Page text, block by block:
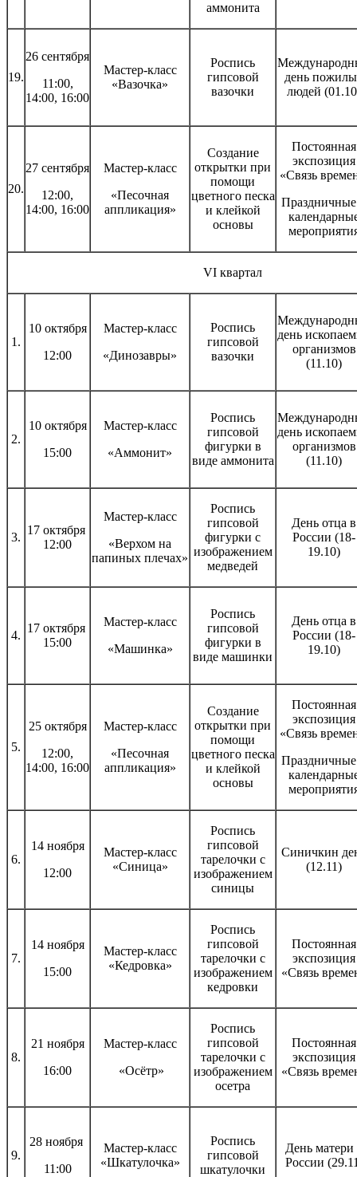
аммонита
19.
26 сентября
11:00,
14:00, 16:00
Мастер-класс
«Вазочка»
Роспись
гипсовой
вазочки
день
людей
20.
27 сентября
12:00,
14:00, 16:00
Мастер-класс
«Песочная
аппликация»
Создание
открытки при
помощи
цветного песка
и клейкой
основы
Постоянная
экспозиция
«Связь
VI квартал
1.
10 октября
12:00
Мастер-класс
«Динозавры»
Роспись
гипсовой
вазочки
день
организмов
(11.10)
2.
10 октября
15:00
Мастер-класс
«Аммонит»
Роспись
гипсовой
фигурки в
виде аммонита
день
организмов
(11.10)
3.
17 октября
12:00
Мастер-класс
«Верхом на
папиных плечах»
Роспись
гипсовой
фигурки с
изображением
медведей
День отца в
России (18-
19.10)
4.
17 октября
15:00
Мастер-класс
«Машинка»
Роспись
гипсовой
фигурки в
виде машинки
День отца в
России (18-
19.10)
5.
25 октября
12:00,
14:00, 16:00
Мастер-класс
«Песочная
аппликация»
Создание
открытки при
помощи
цветного песка
и клейкой
основы
Постоянная
экспозиция
«Связь
6.
14 ноября
12:00
Мастер-класс
«Синица»
Роспись
гипсовой
тарелочки с
изображением
синицы
Синичкин
(12.11)
7.
14 ноября
15:00
Мастер-класс
«Кедровка»
Роспись
гипсовой
тарелочки с
изображением
кедровки
Постоянная
экспозиция
«Связь
8.
21 ноября
16:00
Мастер-класс
«Осётр»
Роспись
гипсовой
тарелочки с
изображением
осетра
Постоянная
экспозиция
«Связь
9.
28 ноября
11:00
Мастер-класс
«Шкатулочка»
Роспись
гипсовой
шкатулочки
День матери
России